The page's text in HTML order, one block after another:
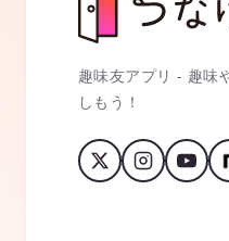
趣味友アプリ - 趣味
しもう！